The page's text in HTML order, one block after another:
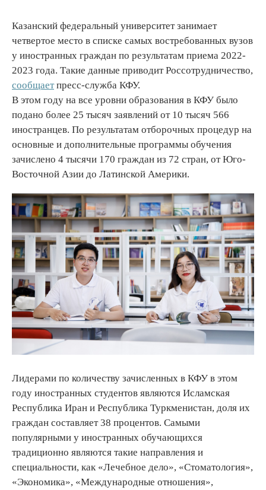
Казанский федеральный университет занимает
четвертое место в списке самых востребованных вузов
у иностранных граждан по результатам приема 2022-
2023 года. Такие данные приводит Россотрудничество,
сообщаетпресс-служба КФУ.
В этом году на все уровни образования в КФУ было
подано более 25 тысяч заявлений от 10 тысяч 566
иностранцев. По результатам отборочных процедур на
основные и дополнительные программы обучения
зачислено 4 тысячи 170 граждан из 72 стран, от Юго-
Восточной Азии до Латинской Америки.
Лидерами по количеству зачисленных в КФУ в этом
году иностранных студентов являются Исламская
Республика Иран и Республика Туркменистан, доля их
граждан составляет 38 процентов. Самыми
популярными у иностранных обучающихся
традиционно являются такие направления и
специальности, как «Лечебное дело», «Стоматология»,
«Экономика», «Международные отношения»,